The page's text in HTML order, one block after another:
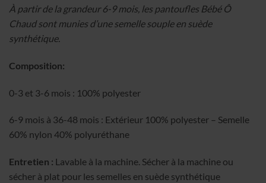
prix :
35.95$
À partir de la grandeur 6-9 mois, les pantoufles Bébé Ô
Chaud sont munies d’une semelle souple en suède
synthétique.
Composition:
0-3 et 3-6 mois : 100% polyester
6-9 mois à 36-48 mois : Extérieur 100% polyester – Semelle
60% nylon 40% polyuréthane
Entretien : Lavable à la machine. Sécher à la machine ou
sécher à plat pour les semelles en suède synthétique